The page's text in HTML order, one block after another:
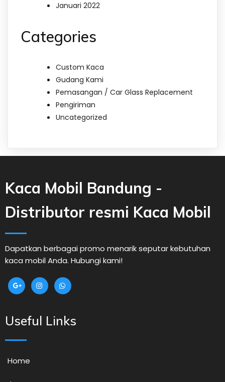
Januari 2022
Categories
Custom Kaca
Gudang Kami
Pemasangan / Car Glass Replacement
Pengiriman
Uncategorized
Kaca Mobil Bandung -
Distributor resmi Kaca Mobil
Dapatkan berbagai promo menarik seputar kebutuhan
kaca mobil Anda. Hubungi kami!
Useful Links
Home